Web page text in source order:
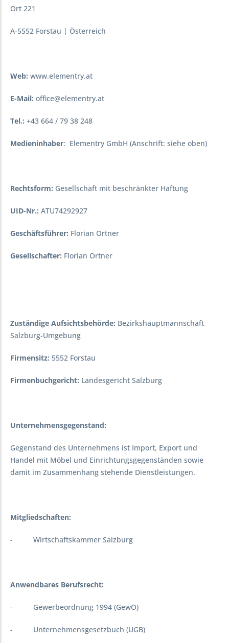
Ort 221
A-5552 Forstau | Österreich
Web: www.elementry.at
E-Mail: office@elementry.at
Tel.: +43 664 / 79 38 248
Medieninhaber: Elementry GmbH (Anschrift: siehe oben)
Rechtsform: Gesellschaft mit beschränkter Haftung
UID-Nr.: ATU74292927
Geschäftsführer: Florian Ortner
Gesellschafter: Florian Ortner
Zuständige Aufsichtsbehörde: Bezirkshauptmannschaft
Salzburg-Umgebung
Firmensitz: 5552 Forstau
Firmenbuchgericht: Landesgericht Salzburg
Unternehmensgegenstand:
Gegenstand des Unternehmens ist Import, Export und
Handel mit Möbel und Einrichtungsgegenständen sowie
damit im Zusammenhang stehende Dienstleistungen.
Mitgliedschaften:
- Wirtschaftskammer Salzburg
Anwendbares Berufsrecht:
- Gewerbeordnung 1994 (GewO)
- Unternehmensgesetzbuch (UGB)